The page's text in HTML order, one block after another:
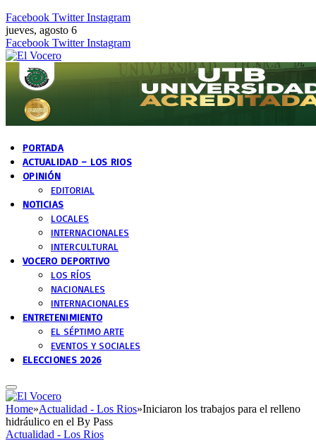
Facebook Twitter Instagram
jueves, agosto 6
Facebook Twitter Instagram
PORTADA
ACTUALIDAD – LOS RIOS
OPINIÓN
EDITORIAL
NOTICIAS
LOCALES
INTERNACIONALES
INTERCULTURAL
VOCERO DEPORTIVO
LOS RÍOS
NACIONALES
INTERNACIONALES
ENTRETENIMIENTO
EL SÉPTIMO ARTE
EVENTOS Y SOCIALES
ELECCIONES 2026
Home»Actualidad - Los Rios»Iniciaron los trabajos para el relleno
hidráulico en el By Pass
Actualidad - Los Rios